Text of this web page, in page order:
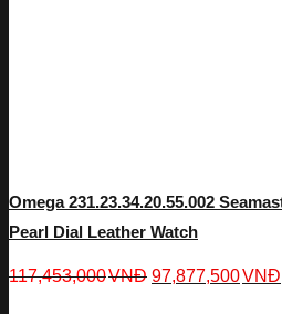
Omega 231.23.34.20.55.002
Pearl Dial Leather Watch
117,453,000VNĐ 97,877,500VNĐ